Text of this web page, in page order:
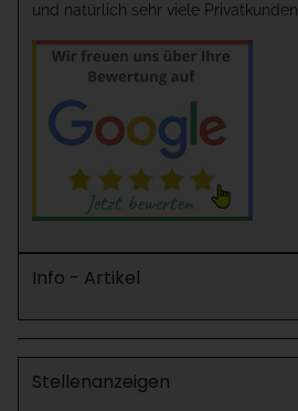
und natürlich sehr viele Privatkunden
Info - Artikel
Stellenanzeigen